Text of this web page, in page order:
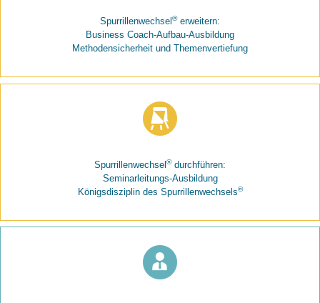
Spurrillenwechsel ®erweitern:
Business Coach-Aufbau-Ausbildung
Methodensicherheit und Themenvertiefung
Spurrillenwechsel ®durchführen:
Seminarleitungs-Ausbildung
Königsdisziplin des Spurrillenwechsels®